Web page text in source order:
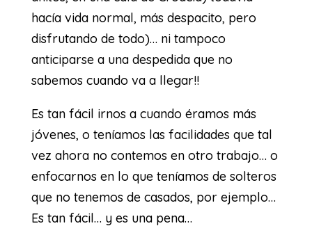
hacía vida normal, más despacito, pero
disfrutando de todo)… ni tampoco
anticiparse a una despedida que no
sabemos cuando va a llegar!!
Es tan fácil irnos a cuando éramos más
jóvenes, o teníamos las facilidades que tal
vez ahora no contemos en otro trabajo… o
enfocarnos en lo que teníamos de solteros
que no tenemos de casados, por ejemplo…
Es tan fácil… y es una pena…